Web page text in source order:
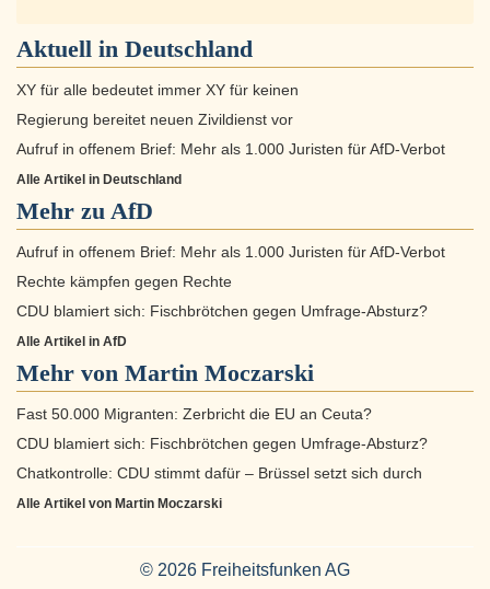
Aktuell in Deutschland
XY für alle bedeutet immer XY für keinen
Regierung bereitet neuen Zivildienst vor
Aufruf in offenem Brief: Mehr als 1.000 Juristen für AfD-Verbot
Alle Artikel in Deutschland
Mehr zu AfD
Aufruf in offenem Brief: Mehr als 1.000 Juristen für AfD-Verbot
Rechte kämpfen gegen Rechte
CDU blamiert sich: Fischbrötchen gegen Umfrage-Absturz?
Alle Artikel in AfD
Mehr von Martin Moczarski
Fast 50.000 Migranten: Zerbricht die EU an Ceuta?
CDU blamiert sich: Fischbrötchen gegen Umfrage-Absturz?
Chatkontrolle: CDU stimmt dafür – Brüssel setzt sich durch
Alle Artikel von Martin Moczarski
© 2026 Freiheitsfunken AG